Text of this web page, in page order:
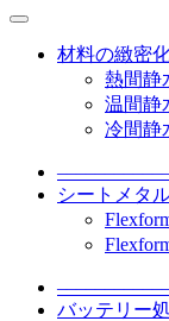
材料の緻密
熱間静
温間静
冷間静
シートメタ
バッテリー